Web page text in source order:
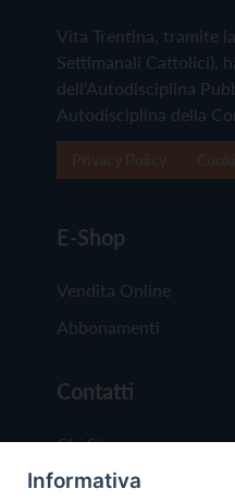
Vita Trentina, tramite
Settimanali Cattolici),
dell'Autodisciplina
Autodisciplina della
E-Shop
Vendita Online
Abbonamenti
Contatti
Chi Siamo
Redazione
Informativa